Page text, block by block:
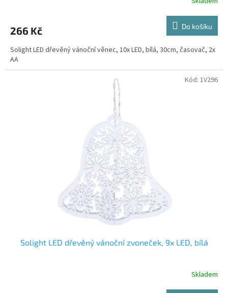
266 Kč Do košíku
Solight LED dřevěný vánoční věnec, 10x LED, bílá, 30cm, časovač, 2x
AA
Solight LED dřevěný vánoční zvoneček, 9x LED, bílá
Skladem
Kód: 1V296